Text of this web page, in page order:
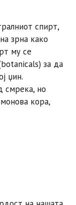
спирт,
зрна како
му се
за да
џин.
смрека, но
кора,